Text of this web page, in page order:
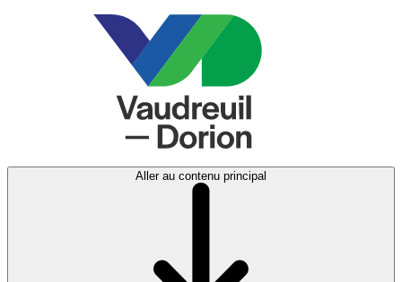
Aller au contenu principal